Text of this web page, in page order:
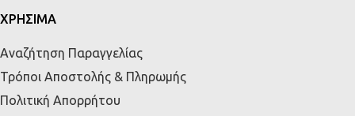
ΧΡΗΣΙΜΑ
Αναζήτηση Παραγγελίας
Τρόποι Αποστολής & Πληρωμής
Πολιτική Απορρήτου